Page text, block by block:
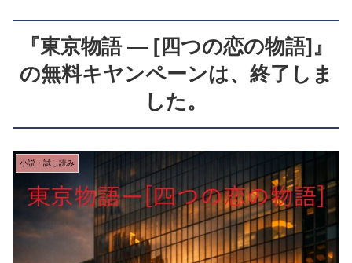
『東京物語 ― [四つの恋の物語]』
の無料キヤンペーンは、終了しま
した。
小説・試し読み